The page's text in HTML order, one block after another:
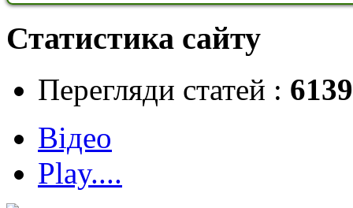
Статистика сайту
Перегляди статей :
Відео
Play....